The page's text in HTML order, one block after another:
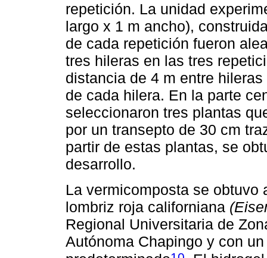
repetición. La unidad
largo x 1 m ancho),
de cada repetición fueron
tres hileras en las tres
distancia de 4 m entre
de cada hilera. En la parte
seleccionaron tres plantas
por un transepto de 30 cm
partir de estas plantas, se
desarrollo.
La vermicomposta se obtuvo
lombriz roja californiana
Regional Universitaria de
Autónoma Chapingo y con